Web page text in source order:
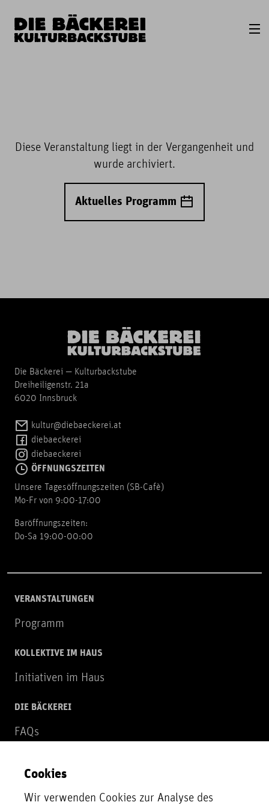
Diese Veranstaltung liegt in der Vergangenheit und
wurde archiviert.
Aktuelles Programm
Die Bäckerei — Kulturbackstube
Dreiheiligenstr. 21a
6020 Innsbruck
kultur@diebaeckerei.at
diebaeckerei
diebaeckerei
ÖFFNUNGSZEITEN
Unsere Tagesöffnungszeiten (SB-Cafè)
Mo-Fr von 9:00-17:00
Baröffnungszeiten:
Do-Sa 19:00-00:00
VERANSTALTUNGEN
Programm
KOLLEKTIVE IM HAUS
Initiativen im Haus
DIE BÄCKEREI
FAQs
NEWSLETTER
Zur Newsletter Anmeldung
Cookies
Wir verwenden Cookies zur Analyse des